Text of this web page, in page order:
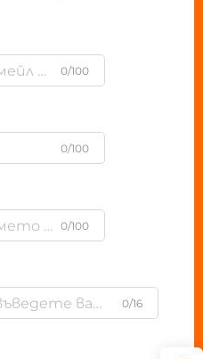
0/100
0/100
0/100
0/16